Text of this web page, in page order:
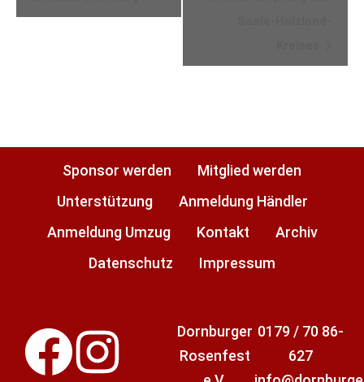
Sponsor werden
Mitglied werden
Unterstützung
Anmeldung Händler
Anmeldung Umzug
Kontakt
Archiv
Datenschutz
Impressum
Dornburger
Rosenfest
0179 / 70 86-
627